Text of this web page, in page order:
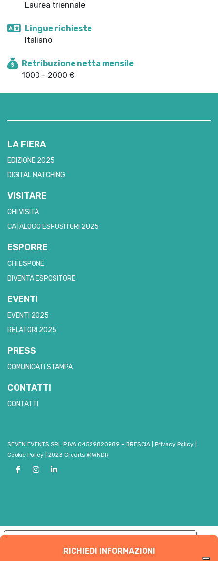
RICHIEDI INFORMAZIONI
Laurea triennale
Lingue richieste
Italiano
Retribuzione netta mensile
1000 - 2000 €
LA FIERA
EDIZIONE 2025
DIGITAL MATCHING
VISITARE
CHI VISITA
CATALOGO ESPOSITORI 2025
ESPORRE
CHI ESPONE
DIVENTA ESPOSITORE
EVENTI
EVENTI 2025
RELATORI 2025
PRESS
COMUNICATI STAMPA
CONTATTI
CONTATTI
SEVEN EVENTS SRL P.IVA 04529820989 – BRESCIA Privacy Policy
Cookie Policy
2023 Credits @WNDR
Informativa sulla raccolta